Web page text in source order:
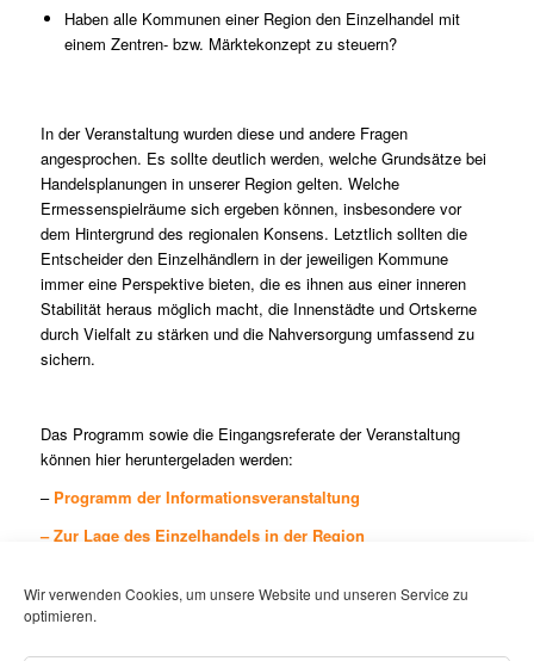
Wir verwenden Cookies, um unsere Website und unseren Service zu
optimieren.
Haben alle Kommunen einer Region den Einzelhandel mit
einem Zentren- bzw. Märktekonzept zu steuern?
In der Veranstaltung wurden diese und andere Fragen
angesprochen. Es sollte deutlich werden, welche Grundsätze bei
Handelsplanungen in unserer Region gelten. Welche
Ermessenspielräume sich ergeben können, insbesondere vor
dem Hintergrund des regionalen Konsens. Letztlich sollten die
Entscheider den Einzelhändlern in der jeweiligen Kommune
immer eine Perspektive bieten, die es ihnen aus einer inneren
Stabilität heraus möglich macht, die Innenstädte und Ortskerne
durch Vielfalt zu stärken und die Nahversorgung umfassend zu
sichern.
Das Programm sowie die Eingangsreferate der Veranstaltung
können hier heruntergeladen werden:
– Programm der Informationsveranstaltung
–Zur Lage des Einzelhandels in der Region
–Der Einzelhandel in der Raumordnung und Landesplanung
Dr. Johannes Dreier, Regierungspräsidium Freiburg